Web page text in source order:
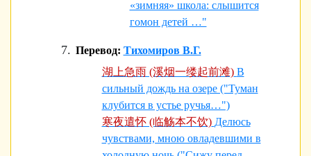
«зимняя» школа: слышится
гомон детей …"
Перевод: Тихомиров В.Г.
湖上急雨 (溪烟一缕起前滩) В
сильный дождь на озере ("Туман
клубится в устье ручья…")
寒夜遣怀 (临觞本不饮) Делюсь
чувствами, мною овладевшими в